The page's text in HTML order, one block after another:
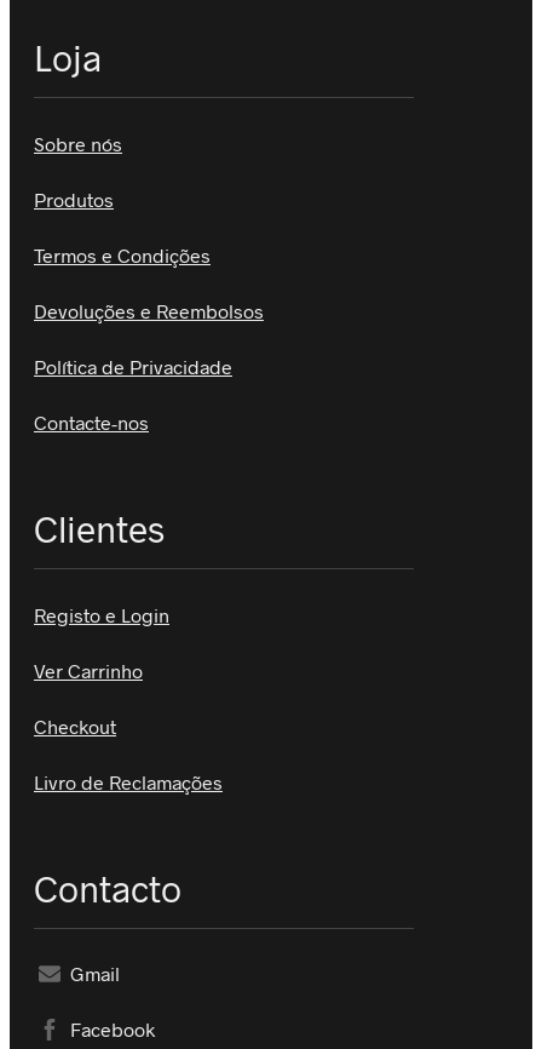
Loja
Sobre nós
Produtos
Termos e Condições
Devoluções e Reembolsos
Política de Privacidade
Contacte-nos
Clientes
Registo e Login
Ver Carrinho
Checkout
Livro de Reclamações
Contacto
Gmail
Facebook